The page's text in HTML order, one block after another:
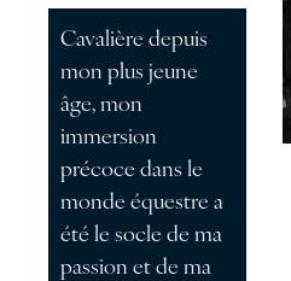
Cavalière depuis
mon plus jeune
âge, mon
immersion
précoce dans le
monde équestre a
été le socle de ma
passion et de ma